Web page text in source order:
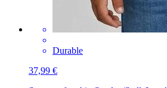
Durable
37,99 €